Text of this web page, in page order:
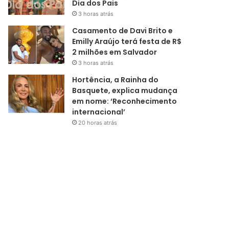
Dia dos Pais
3 horas atrás
Casamento de Davi Brito e
Emilly Araújo terá festa de R$
2 milhões em Salvador
3 horas atrás
Hortência, a Rainha do
Basquete, explica mudança
em nome: ‘Reconhecimento
internacional’
20 horas atrás